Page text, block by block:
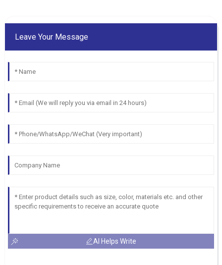
Leave Your Message
AI Helps Write